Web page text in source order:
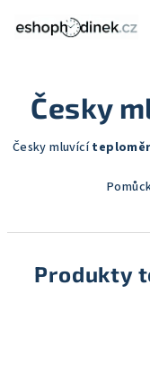
Česky
Česky mluvící
Produkty